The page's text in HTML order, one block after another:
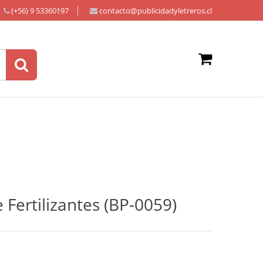
(+56) 9 53360197 contacto@publicidadyletreros.cl
(BP-0059)